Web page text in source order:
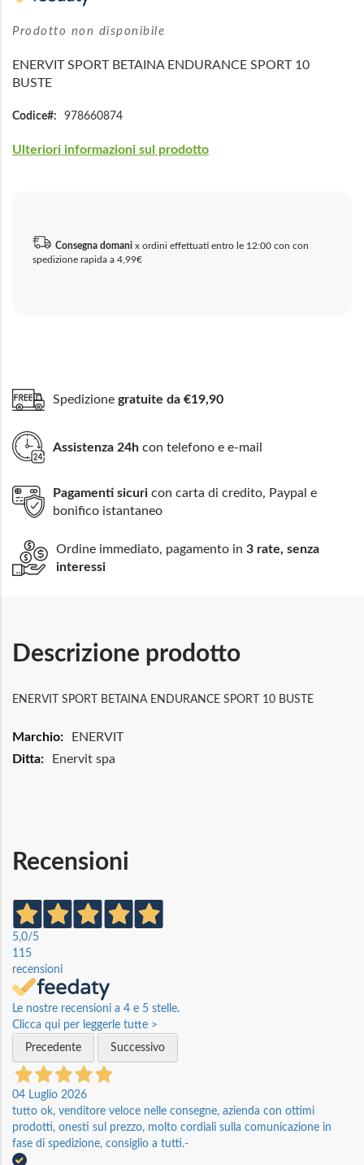
Prodotto non disponibile
ENERVIT SPORT BETAINA ENDURANCE SPORT 10
BUSTE
Codice 978660874
Ulteriori informazioni sul prodotto
Consegna domani x ordini effettuati entro le 12:00 con con
spedizione rapida a 4,99€
Spedizione gratuite da €19,90
Assistenza 24h con telefono e e-mail
Pagamenti sicuri con carta di credito, Paypal e
bonifico istantaneo
Ordine immediato, pagamento in 3 rate, senza
interessi
Descrizione prodotto
ENERVIT SPORT BETAINA ENDURANCE SPORT 10 BUSTE
Maggiori
ENERVIT
Enervit spa
Recensioni
5,0/5
115
recensioni
Le nostre recensioni a 4 e 5 stelle.
Clicca qui per leggerle tutte >
Precedente
Successivo
04 Luglio 2026
tutto ok, venditore veloce nelle consegne, azienda con ottimi
prodotti, onesti sul prezzo, molto cordiali sulla comunicazione in
fase di spedizione, consiglio a tutti.-